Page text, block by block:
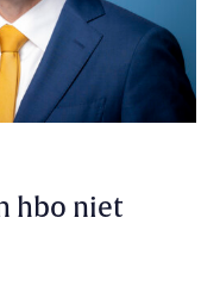
hbo niet